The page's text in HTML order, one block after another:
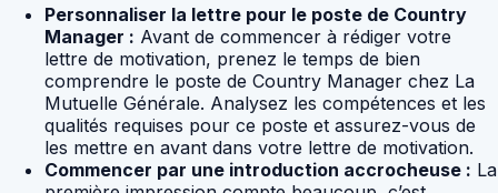
Personnaliser la lettre pour le poste de Country
Manager : Avant de commencer à rédiger votre
lettre de motivation, prenez le temps de bien
comprendre le poste de Country Manager chez La
Mutuelle Générale. Analysez les compétences et les
qualités requises pour ce poste et assurez-vous de
les mettre en avant dans votre lettre de motivation.
Commencer par une introduction accrocheuse : La